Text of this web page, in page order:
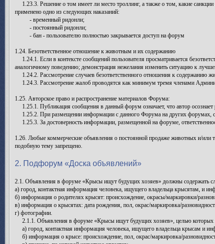
1.23.3. Решение о том имеет ли место троллинг, а также о том, какие
применено одно из следующих наказаний:
- временный ридонли;
- постоянный ридонли;
- бан - пользователю полностью закрывается доступ на форум
1.24. Безответственное отношение к животным и их содержанию
1.24.1. Если в контексте сообщений пользователя просматривается
аналогичному поведению; демонстрация нежелания изменить ситуацию к
1.24.2. Рассмотрение случаев безответственного отношения к содержанию
1.24.3. Рассмотрение жалоб проводятся как минимум тремя членами
1.25. Авторское право и распространение материалов Форума:
1.25.1. Публикация сообщения в данный форум означает, что автор осознает
1.25.2. При размещении информации с данного Форума на других форумах,
1.25.3. За достоверность информации, размещенной на форуме,
1.26. Любые коммерческие объявления о постоянной продаже животных и/или
подобную тему запрещено.
2. Подфорум «Доска объявлений»
2.1. Объявления в форуме «Крысы ищут будущих хозяев» должны содержать
а) город, контактная информация человека, ищущего владельца крысятам, и
б) информация о родителях крысят: происхождение, окрасы/маркировки/
в) информация о крысятах: дата рождения, пол, окрас/маркировка/
г) фотографии.
2.1.1. Объявления в форуме «Крысы ищут будущих хозяев», целью
а) город, контактная информация человека, ищущего владельца крысам и
б) информация о крысе: происхождение, пол, окрас/маркировка/